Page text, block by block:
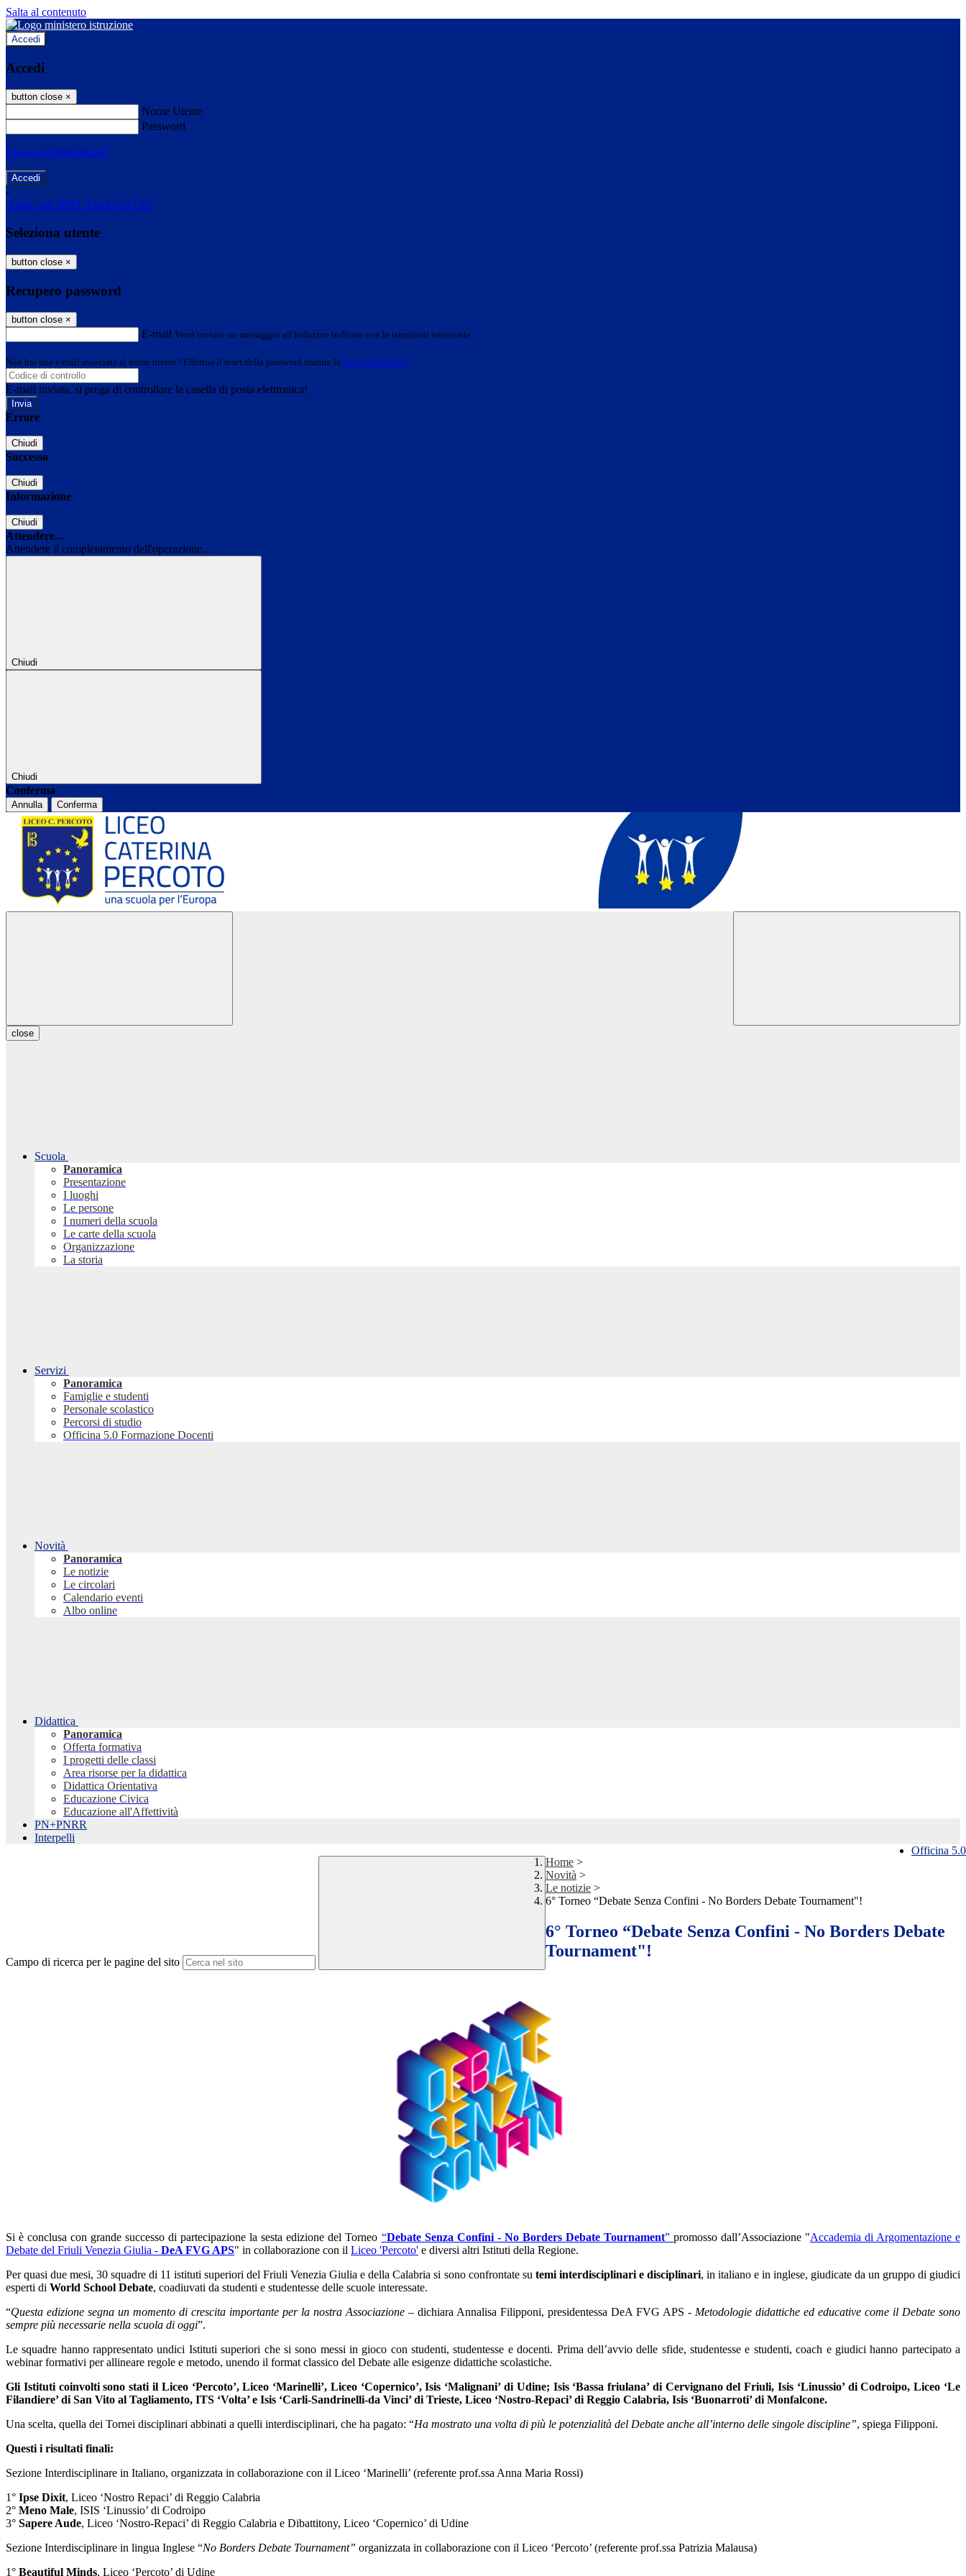
Salta al contenuto
Accedi
Accedi
button close ×
Nome Utente
Password
Password dimenticata?
-
Entra con SPID Entra con CIE
Seleziona utente
button close ×
Recupero password
button close ×
E-mail Verrà inviato un messaggio all'indirizzo indicato con le istruzioni necessarie.
Non hai una e-mail associata al nome utente? Effettua il reset della password tramite la Login Spaggiari
E-mail inviata, si prega di controllare la casella di posta elettronica!
Errore
Chiudi
Successo
Chiudi
Informazione
Chiudi
Attendere...
Attendere il completamento dell'operazione...
Chiudi
Chiudi
Conferma
Annulla Conferma
close
Scuola
Panoramica
Presentazione
I luoghi
Le persone
I numeri della scuola
Le carte della scuola
Organizzazione
La storia
Servizi
Panoramica
Famiglie e studenti
Personale scolastico
Percorsi di studio
Officina 5.0 Formazione Docenti
Novità
Panoramica
Le notizie
Le circolari
Calendario eventi
Albo online
Didattica
Panoramica
Offerta formativa
I progetti delle classi
Area risorse per la didattica
Didattica Orientativa
Educazione Civica
Educazione all'Affettività
PN+PNRR
Interpelli
Officina 5.0
Campo di ricerca per le pagine del sito
Home >
Novità >
Le notizie >
6° Torneo “Debate Senza Confini - No Borders Debate Tournament"!
6° Torneo “Debate Senza Confini - No Borders Debate
Tournament"!
Si è conclusa con grande successo di partecipazione la sesta edizione del Torneo “Debate Senza Confini - No Borders Debate Tournament” promosso dall’Associazione "Accademia di Argomentazione e
Debate del Friuli Venezia Giulia - DeA FVG APS" in collaborazione con il Liceo 'Percoto' e diversi altri Istituti della Regione.
Per quasi due mesi, 30 squadre di 11 istituti superiori del Friuli Venezia Giulia e della Calabria si sono confrontate su temi interdisciplinari e disciplinari, in italiano e in inglese, giudicate da un gruppo di giudici
esperti di World School Debate, coadiuvati da studenti e studentesse delle scuole interessate.
“Questa edizione segna un momento di crescita importante per la nostra Associazione – dichiara Annalisa Filipponi, presidentessa DeA FVG APS - Metodologie didattiche ed educative come il Debate sono
sempre più necessarie nella scuola di oggi”.
Le squadre hanno rappresentato undici Istituti superiori che si sono messi in gioco con studenti, studentesse e docenti. Prima dell’avvio delle sfide, studentesse e studenti, coach e giudici hanno partecipato a
webinar formativi per allineare regole e metodo, unendo il format classico del Debate alle esigenze didattiche scolastiche.
Gli Istituti coinvolti sono stati il Liceo ‘Percoto’, Liceo ‘Marinelli’, Liceo ‘Copernico’, Isis ‘Malignani’ di Udine; Isis ‘Bassa friulana’ di Cervignano del Friuli, Isis ‘Linussio’ di Codroipo, Liceo ‘Le
Filandiere’ di San Vito al Tagliamento, ITS ‘Volta’ e Isis ‘Carli-Sandrinelli-da Vinci’ di Trieste, Liceo ‘Nostro-Repaci’ di Reggio Calabria, Isis ‘Buonarroti’ di Monfalcone.
Una scelta, quella dei Tornei disciplinari abbinati a quelli interdisciplinari, che ha pagato: “Ha mostrato una volta di più le potenzialità del Debate anche all’interno delle singole discipline”, spiega Filipponi.
Questi i risultati finali:
Sezione Interdisciplinare in Italiano, organizzata in collaborazione con il Liceo ‘Marinelli’ (referente prof.ssa Anna Maria Rossi)
1° Ipse Dixit, Liceo ‘Nostro Repaci’ di Reggio Calabria
2° Meno Male, ISIS ‘Linussio’ di Codroipo
3° Sapere Aude, Liceo ‘Nostro-Repaci’ di Reggio Calabria e Dibattitony, Liceo ‘Copernico’ di Udine
Sezione Interdisciplinare in lingua Inglese “No Borders Debate Tournament” organizzata in collaborazione con il Liceo ‘Percoto’ (referente prof.ssa Patrizia Malausa)
1° Beautiful Minds, Liceo ‘Percoto’ di Udine